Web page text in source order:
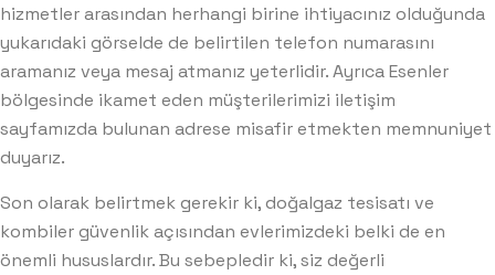
hizmetler arasından herhangi birine ihtiyacınız olduğunda
yukarıdaki görselde de belirtilen telefon numarasını
aramanız veya mesaj atmanız yeterlidir. Ayrıca Esenler
bölgesinde ikamet eden müşterilerimizi iletişim
sayfamızda bulunan adrese misafir etmekten memnuniyet
duyarız.
Son olarak belirtmek gerekir ki, doğalgaz tesisatı ve
kombiler güvenlik açısından evlerimizdeki belki de en
önemli hususlardır. Bu sebepledir ki, siz değerli